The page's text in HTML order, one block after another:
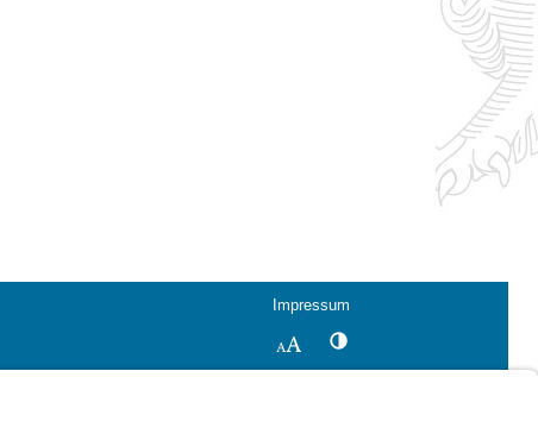
Impressum
SchriftgrößeKontrastwechsel